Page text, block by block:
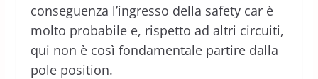
conseguenza l’ingresso della safety car è
molto probabile e, rispetto ad altri circuiti,
qui non è così fondamentale partire dalla
pole position.